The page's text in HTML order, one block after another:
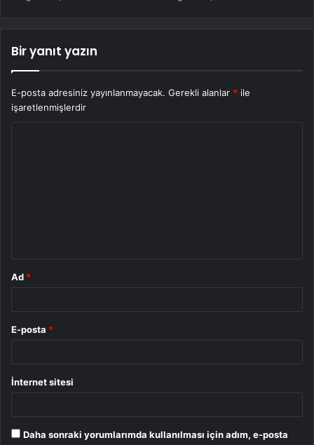
Bir yanıt yazın
E-posta adresiniz yayınlanmayacak. Gerekli alanlar * ile
işaretlenmişlerdir
Ad *
E-posta *
İnternet sitesi
Daha sonraki yorumlarımda kullanılması için adım, e-posta